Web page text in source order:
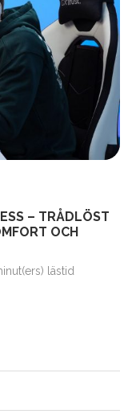
– TRÅDLÖST
OCH
lästid